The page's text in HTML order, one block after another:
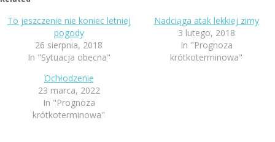
To jeszczenie nie koniec letniej
pogody
26 sierpnia, 2018
In "Sytuacja obecna"
Nadciąga atak lekkiej zimy
3 lutego, 2018
In "Prognoza
krótkoterminowa"
Ochłodzenie
23 marca, 2022
In "Prognoza
krótkoterminowa"